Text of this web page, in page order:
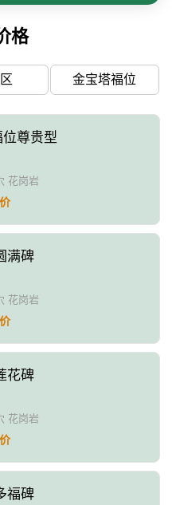
格
金宝塔福位
尊贵型
花岗岩
满碑
花岗岩
花碑
花岗岩
福碑